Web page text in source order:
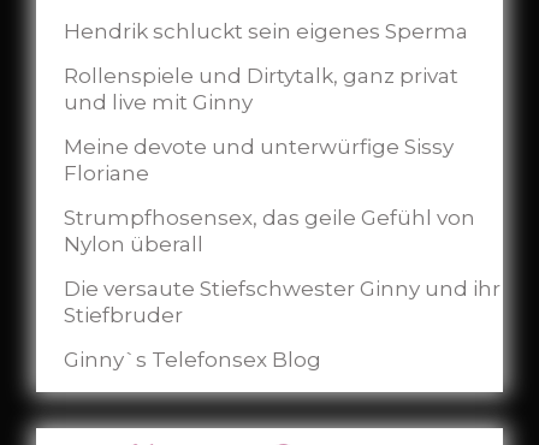
Hendrik schluckt sein eigenes Sperma
Rollenspiele und Dirtytalk, ganz privat
und live mit Ginny
Meine devote und unterwürfige Sissy
Floriane
Strumpfhosensex, das geile Gefühl von
Nylon überall
Die versaute Stiefschwester Ginny und ihr
Stiefbruder
Ginny`s Telefonsex Blog